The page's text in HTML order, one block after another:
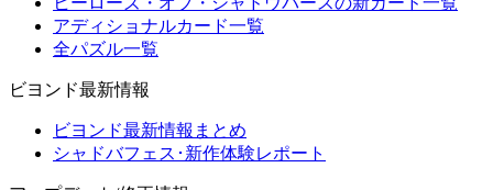
アディショナルカード一覧
全パズル一覧
ビヨンド最新情報
ビヨンド最新情報まとめ
シャドバフェス･新作体験レポート